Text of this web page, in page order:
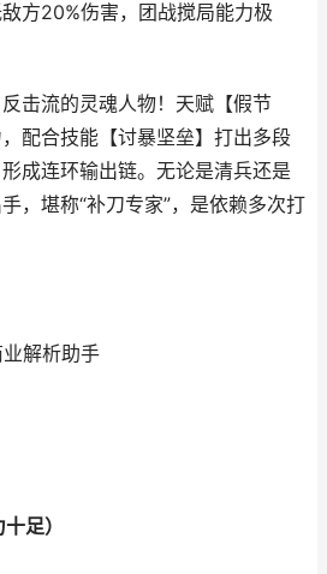
方20%伤害，团战搅局能力极
击流的灵魂人物！天赋【假节
配合技能【讨暴坚垒】打出多段
成连环输出链。无论是清兵还是
，堪称“补刀专家”，是依赖多次打
解析助手
足）